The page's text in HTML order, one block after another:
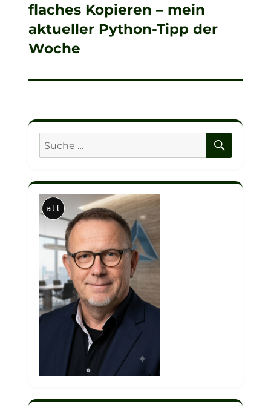
Beitrag:
flaches Kopieren – mein
aktueller Python-Tipp der
Woche
Suche
nach:
alt